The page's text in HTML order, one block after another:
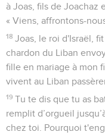
à Joas, fils de Joachaz
« Viens, affrontons-
18 Joas, le roi d'Israël,
chardon du Liban
fille en mariage à mon
vivent au Liban
19 Tu te dis que tu as
remplit d’orgueil
chez toi. Pourquoi